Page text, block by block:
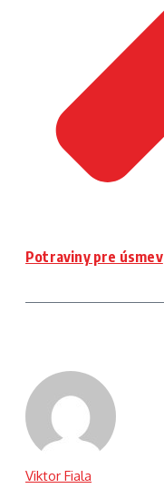
Potraviny pre úsmev
Viktor Fiala